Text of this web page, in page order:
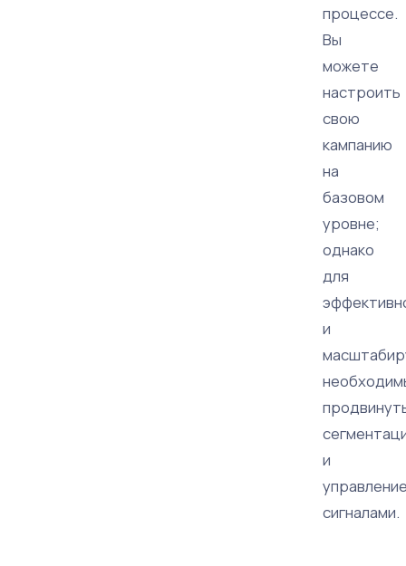
процессе.
Вы
можете
настроить
свою
кампанию
на
базовом
уровне;
однако
для
и
и
сигналами.